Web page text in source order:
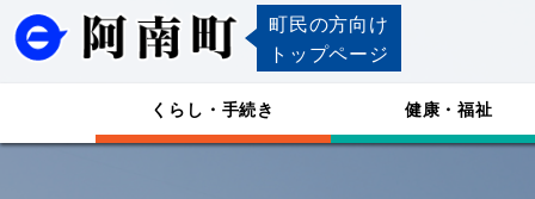
町民の方向け
トップページ
くらし・手続き 健康・福祉